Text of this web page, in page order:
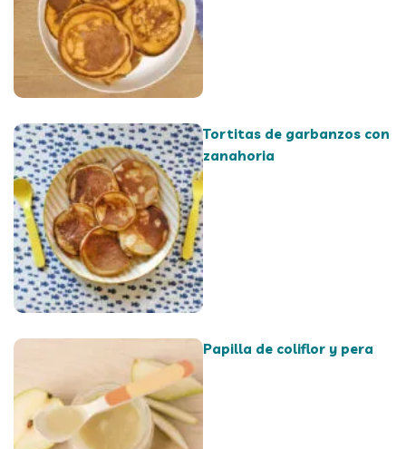
Tortitas de garbanzos con
zanahoria
Papilla de coliflor y pera